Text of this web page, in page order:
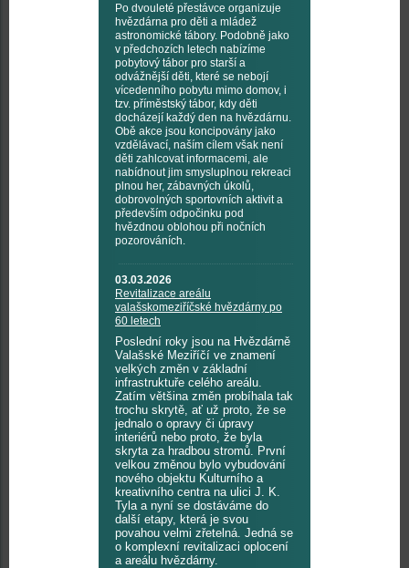
Po dvouleté přestávce organizuje
hvězdárna pro děti a mládež
astronomické tábory. Podobně jako
v předchozích letech nabízíme
pobytový tábor pro starší a
odvážnější děti, které se nebojí
vícedenního pobytu mimo domov, i
tzv. příměstský tábor, kdy děti
docházejí každý den na hvězdárnu.
Obě akce jsou koncipovány jako
vzdělávací, naším cílem však není
děti zahlcovat informacemi, ale
nabídnout jim smysluplnou rekreaci
plnou her, zábavných úkolů,
dobrovolných sportovních aktivit a
především odpočinku pod
hvězdnou oblohou při nočních
pozorováních.
03.03.2026
Revitalizace areálu
valašskomeziříčské hvězdárny po
60 letech
Poslední roky jsou na Hvězdárně
Valašské Meziříčí ve znamení
velkých změn v základní
infrastruktuře celého areálu.
Zatím většina změn probíhala tak
trochu skrytě, ať už proto, že se
jednalo o opravy či úpravy
interiérů nebo proto, že byla
skryta za hradbou stromů. První
velkou změnou bylo vybudování
nového objektu Kulturního a
kreativního centra na ulici J. K.
Tyla a nyní se dostáváme do
další etapy, která je svou
povahou velmi zřetelná. Jedná se
o komplexní revitalizaci oplocení
a areálu hvězdárny.